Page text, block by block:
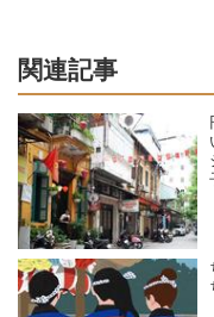
関連記事